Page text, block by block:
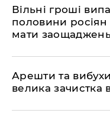
Вільні гроші
половини
мати
Арешти та
велика зачистка